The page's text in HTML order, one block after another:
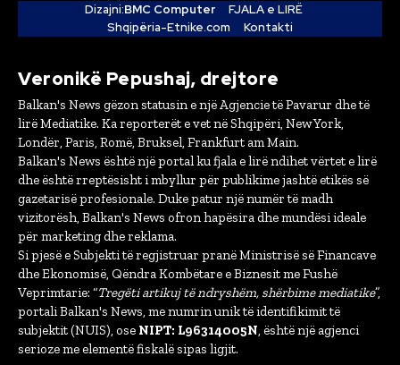
Dizajni:BMC Computer
FJALA e LIRË
Shqipëria-Etnike.com
Kontakti
Veronikë Pepushaj, drejtore
Balkan's News gëzon statusin e një Agjencie të Pavarur dhe të
lirë Mediatike. Ka reporterët e vet në Shqipëri, New York,
Londër, Paris, Romë, Bruksel, Frankfurt am Main.
Balkan's News është një portal ku fjala e lirë ndihet vërtet e lirë
dhe është rreptësisht i mbyllur për publikime jashtë etikës së
gazetarisë profesionale. Duke patur një numër të madh
vizitorësh, Balkan's News ofron hapësira dhe mundësi ideale
për marketing dhe reklama.
Si pjesë e Subjekti të regjistruar pranë Ministrisë së Financave
dhe Ekonomisë, Qëndra Kombëtare e Biznesit me Fushë
Veprimtarie: “Tregëti artikuj të ndryshëm, shërbime mediatike”,
portali Balkan's News, me numrin unik të identifikimit të
subjektit (NUIS), ose NIPT: L96314005N, është një agjenci
serioze me elementë fiskalë sipas ligjit.